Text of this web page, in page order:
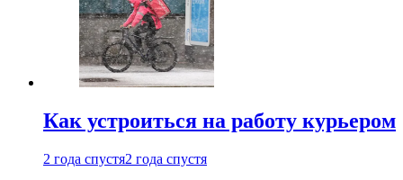
Как устроиться на работу курьером
2 года спустя2 года спустя